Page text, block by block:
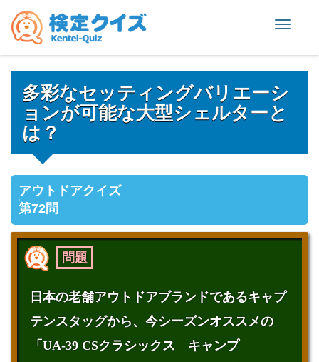
Toggle
多彩なセッティングバリエーシ
ョンが可能な大型シェルターと
は？
アウトドアクイズ
第72問
問題
日本の老舗アウトドアブランドであるキャプ
テンスタッグから、今シーズンオススメの
「UA-39 CSクラシックス キャンプ